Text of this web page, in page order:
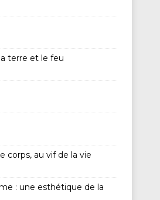
terre et le feu
corps, au vif de la vie
: une esthétique de la